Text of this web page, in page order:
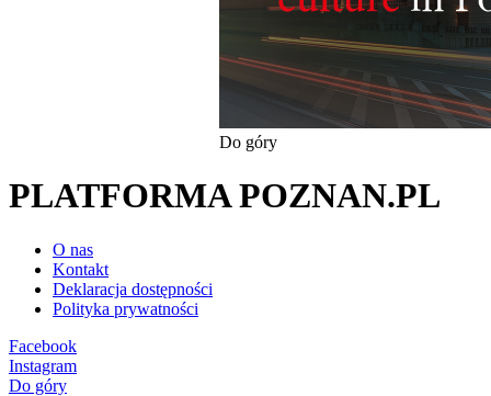
Do góry
PLATFORMA POZNAN.PL
O nas
Kontakt
Deklaracja dostępności
Polityka prywatności
Facebook
Instagram
Do góry